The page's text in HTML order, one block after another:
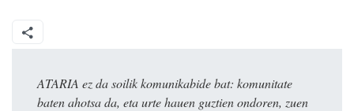
ATARIA ez da soilik komunikabide bat: komunitate
baten ahotsa da, eta urte hauen guztien ondoren, zuen